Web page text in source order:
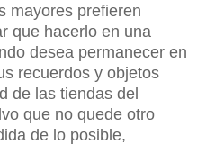
mayores prefieren
que hacerlo en una
desea permanecer en
recuerdos y objetos
de las tiendas del
que no quede otro
de lo posible,